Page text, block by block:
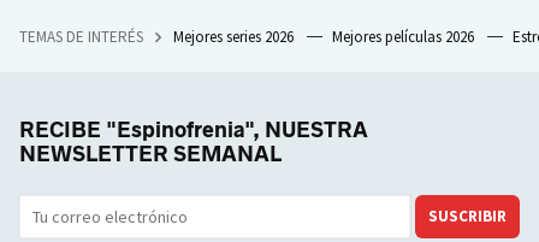
TEMAS DE INTERÉS Mejores series 2026 Mejores películas 2026
RECIBE "Espinofrenia", NUESTRA
NEWSLETTER SEMANAL
SUSCRIBIR